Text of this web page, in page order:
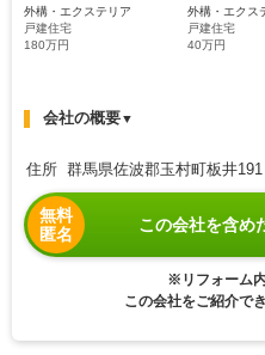
外構・エクステリア
戸建住宅
180万円
外構・エクス
戸建住宅
40万円
会社の概要▼
住所 群馬県佐波郡玉村町板井191
無料
匿名
この会社を含め
※リフォーム
この会社をご紹介で